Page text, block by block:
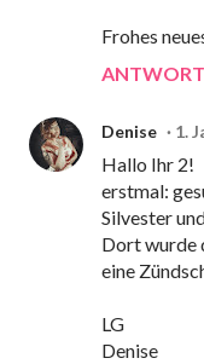
Frohes
Denise 1.
Hallo Ihr 2!
erstmal:
Silvester
Dort wurde
eine
LG
Denise